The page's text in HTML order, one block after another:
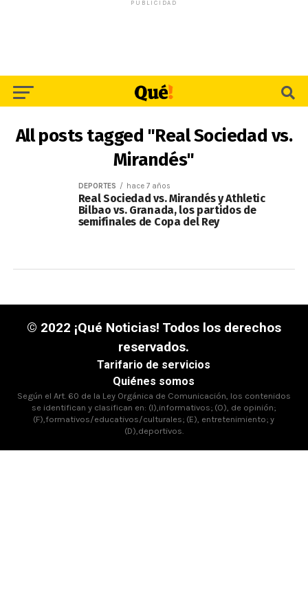
PUBLICIDAD
All posts tagged "Real Sociedad vs.
Mirandés"
DEPORTES hace 7 años
Real Sociedad vs. Mirandés y Athletic
Bilbao vs. Granada, los partidos de
semifinales de Copa del Rey
© 2022 ¡Qué Noticias! Todos los derechos
reservados.
Tarifario de servicios
Quiénes somos
Según el Art. 60 de la Ley Orgánica de Comunicación, los contenidos
se identifican y clasifican en: (I),informativos; (O), de opinión;
(F),formativos/educativos/culturales; (E), entretenimiento; y
(D),deportivos.